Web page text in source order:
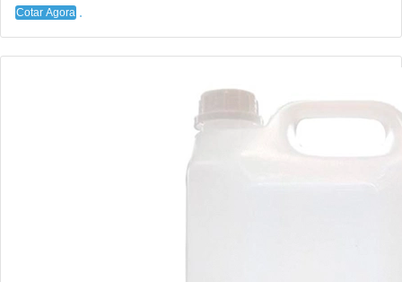
Cotar Agora